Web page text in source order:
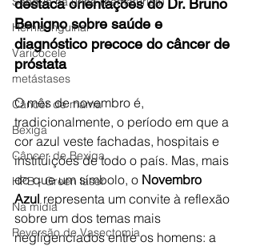
Hérnia inguinal
Varicocele
metástases
Câncer de mama
Bexiga
Câncer de Bexiga
HPB - Green laser
Na mídia
Reversão de Vasectomia
Benigno sobre saúde e
diagnóstico precoce do câncer de
próstata
O mês de novembro é,
tradicionalmente, o período em que a
cor azul veste fachadas, hospitais e
instituições de todo o país. Mas, mais
do que um símbolo, o Novembro
Azul representa um convite à reflexão
sobre um dos temas mais
negligenciados entre os homens: a